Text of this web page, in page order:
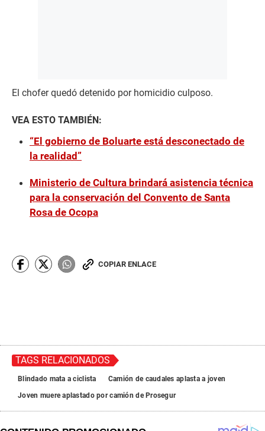
El chofer quedó detenido por homicidio culposo.
VEA ESTO TAMBIÉN:
“El gobierno de Boluarte está desconectado de
la realidad”
Ministerio de Cultura brindará asistencia técnica
para la conservación del Convento de Santa
Rosa de Ocopa
COPIAR ENLACE
TAGS RELACIONADOS
Blindado mata a ciclista
Camión de caudales aplasta a joven
Joven muere aplastado por camión de Prosegur